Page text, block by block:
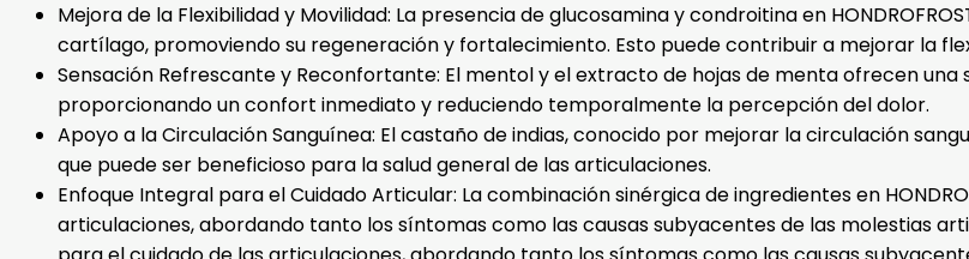
Mejora de la Flexibilidad y Movilidad: La presencia de glucosamina y condroitina en
cartílago, promoviendo su regeneración y fortalecimiento. Esto puede contribuir a mejorar la
Sensación Refrescante y Reconfortante: El mentol y el extracto de hojas de menta ofrecen
proporcionando un confort inmediato y reduciendo temporalmente la percepción del dolor.
Apoyo a la Circulación Sanguínea: El castaño de indias, conocido por mejorar la circulación
que puede ser beneficioso para la salud general de las articulaciones.
Enfoque Integral para el Cuidado Articular: La combinación sinérgica de ingredientes en
articulaciones, abordando tanto los síntomas como las causas subyacentes de las molestias